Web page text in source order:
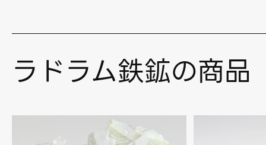
ラドラム鉄鉱の商品